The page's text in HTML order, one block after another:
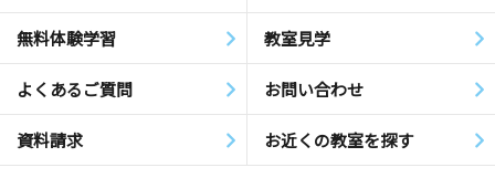
無料体験学習 教室見学
よくあるご質問 お問い合わせ
資料請求 お近くの教室を探す